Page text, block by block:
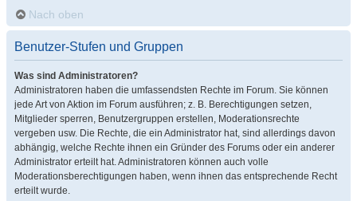
Nach oben
Benutzer-Stufen und Gruppen
Was sind Administratoren?
Administratoren haben die umfassendsten Rechte im Forum. Sie können
jede Art von Aktion im Forum ausführen; z. B. Berechtigungen setzen,
Mitglieder sperren, Benutzergruppen erstellen, Moderationsrechte
vergeben usw. Die Rechte, die ein Administrator hat, sind allerdings davon
abhängig, welche Rechte ihnen ein Gründer des Forums oder ein anderer
Administrator erteilt hat. Administratoren können auch volle
Moderationsberechtigungen haben, wenn ihnen das entsprechende Recht
erteilt wurde.